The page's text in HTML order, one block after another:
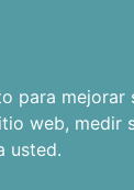
web, medir
usted.